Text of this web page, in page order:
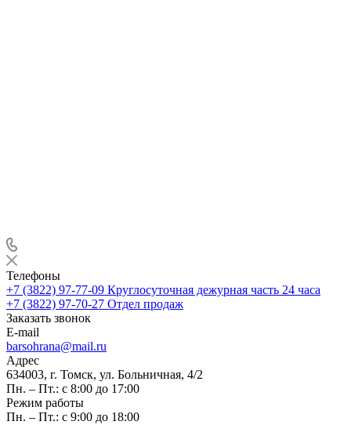
Телефоны
+7 (3822) 97-77-09 Круглосуточная дежурная часть 24 часа
+7 (3822) 97-70-27 Отдел продаж
Заказать звонок
E-mail
barsohrana@mail.ru
Адрес
634003, г. Томск, ул. Больничная, 4/2
Пн. – Пт.: с 8:00 до 17:00
Режим работы
Пн. – Пт.: с 9:00 до 18:00